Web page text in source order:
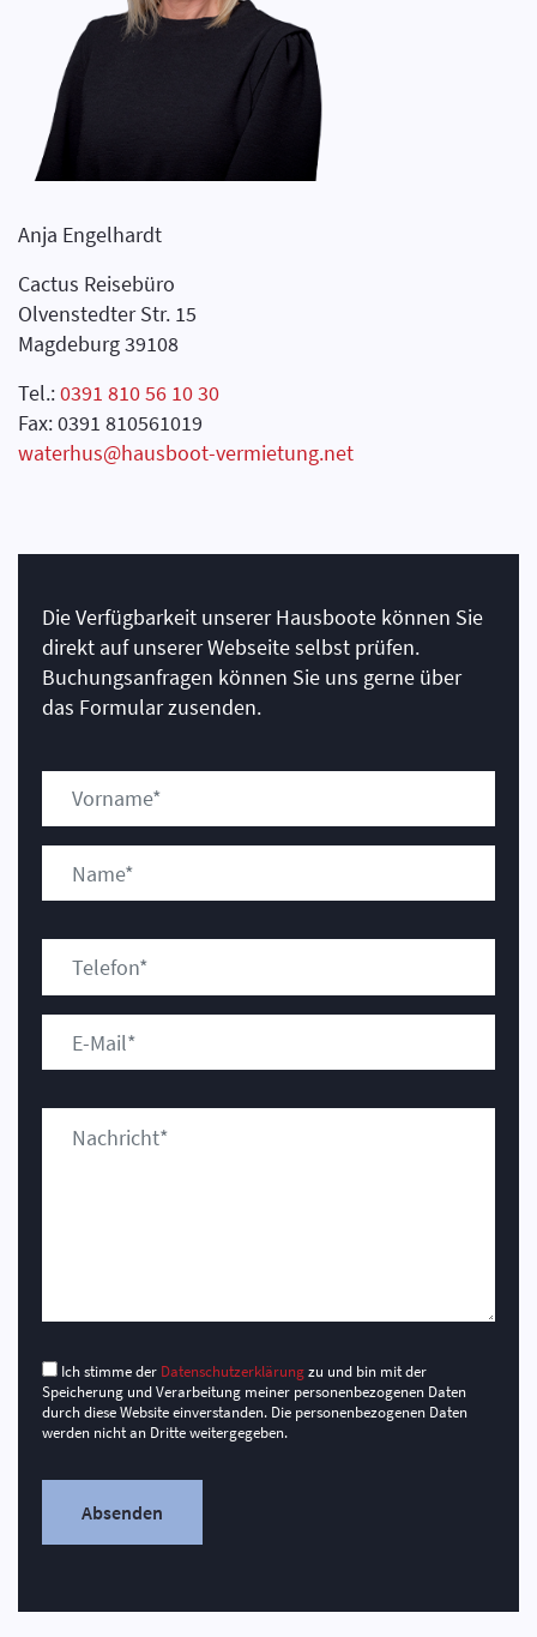
Anja Engelhardt
Cactus Reisebüro
Olvenstedter Str. 15
Magdeburg 39108
Tel.:0391 810 56 10 30
Fax: 0391 810561019
waterhus@hausboot-vermietung.net
Die Verfügbarkeit unserer Hausboote können Sie
direkt auf unserer Webseite selbst prüfen.
Buchungsanfragen können Sie uns gerne über
das Formular zusenden.
Ich stimme der Datenschutzerklärungzu und bin mit der
Speicherung und Verarbeitung meiner personenbezogenen Daten
durch diese Website einverstanden. Die personenbezogenen Daten
werden nicht an Dritte weitergegeben.
Absenden